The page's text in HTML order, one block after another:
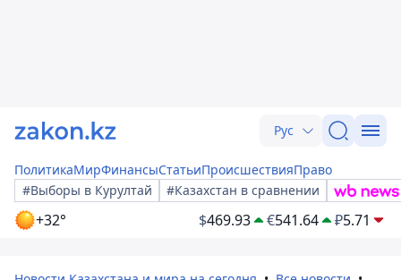
Рус
ПолитикаМирФинансыСтатьиПроисшествияПраво
#Выборы в Курултай
#Казахстан в сравнении
+32° $469.93 €541.64 ₽5.71